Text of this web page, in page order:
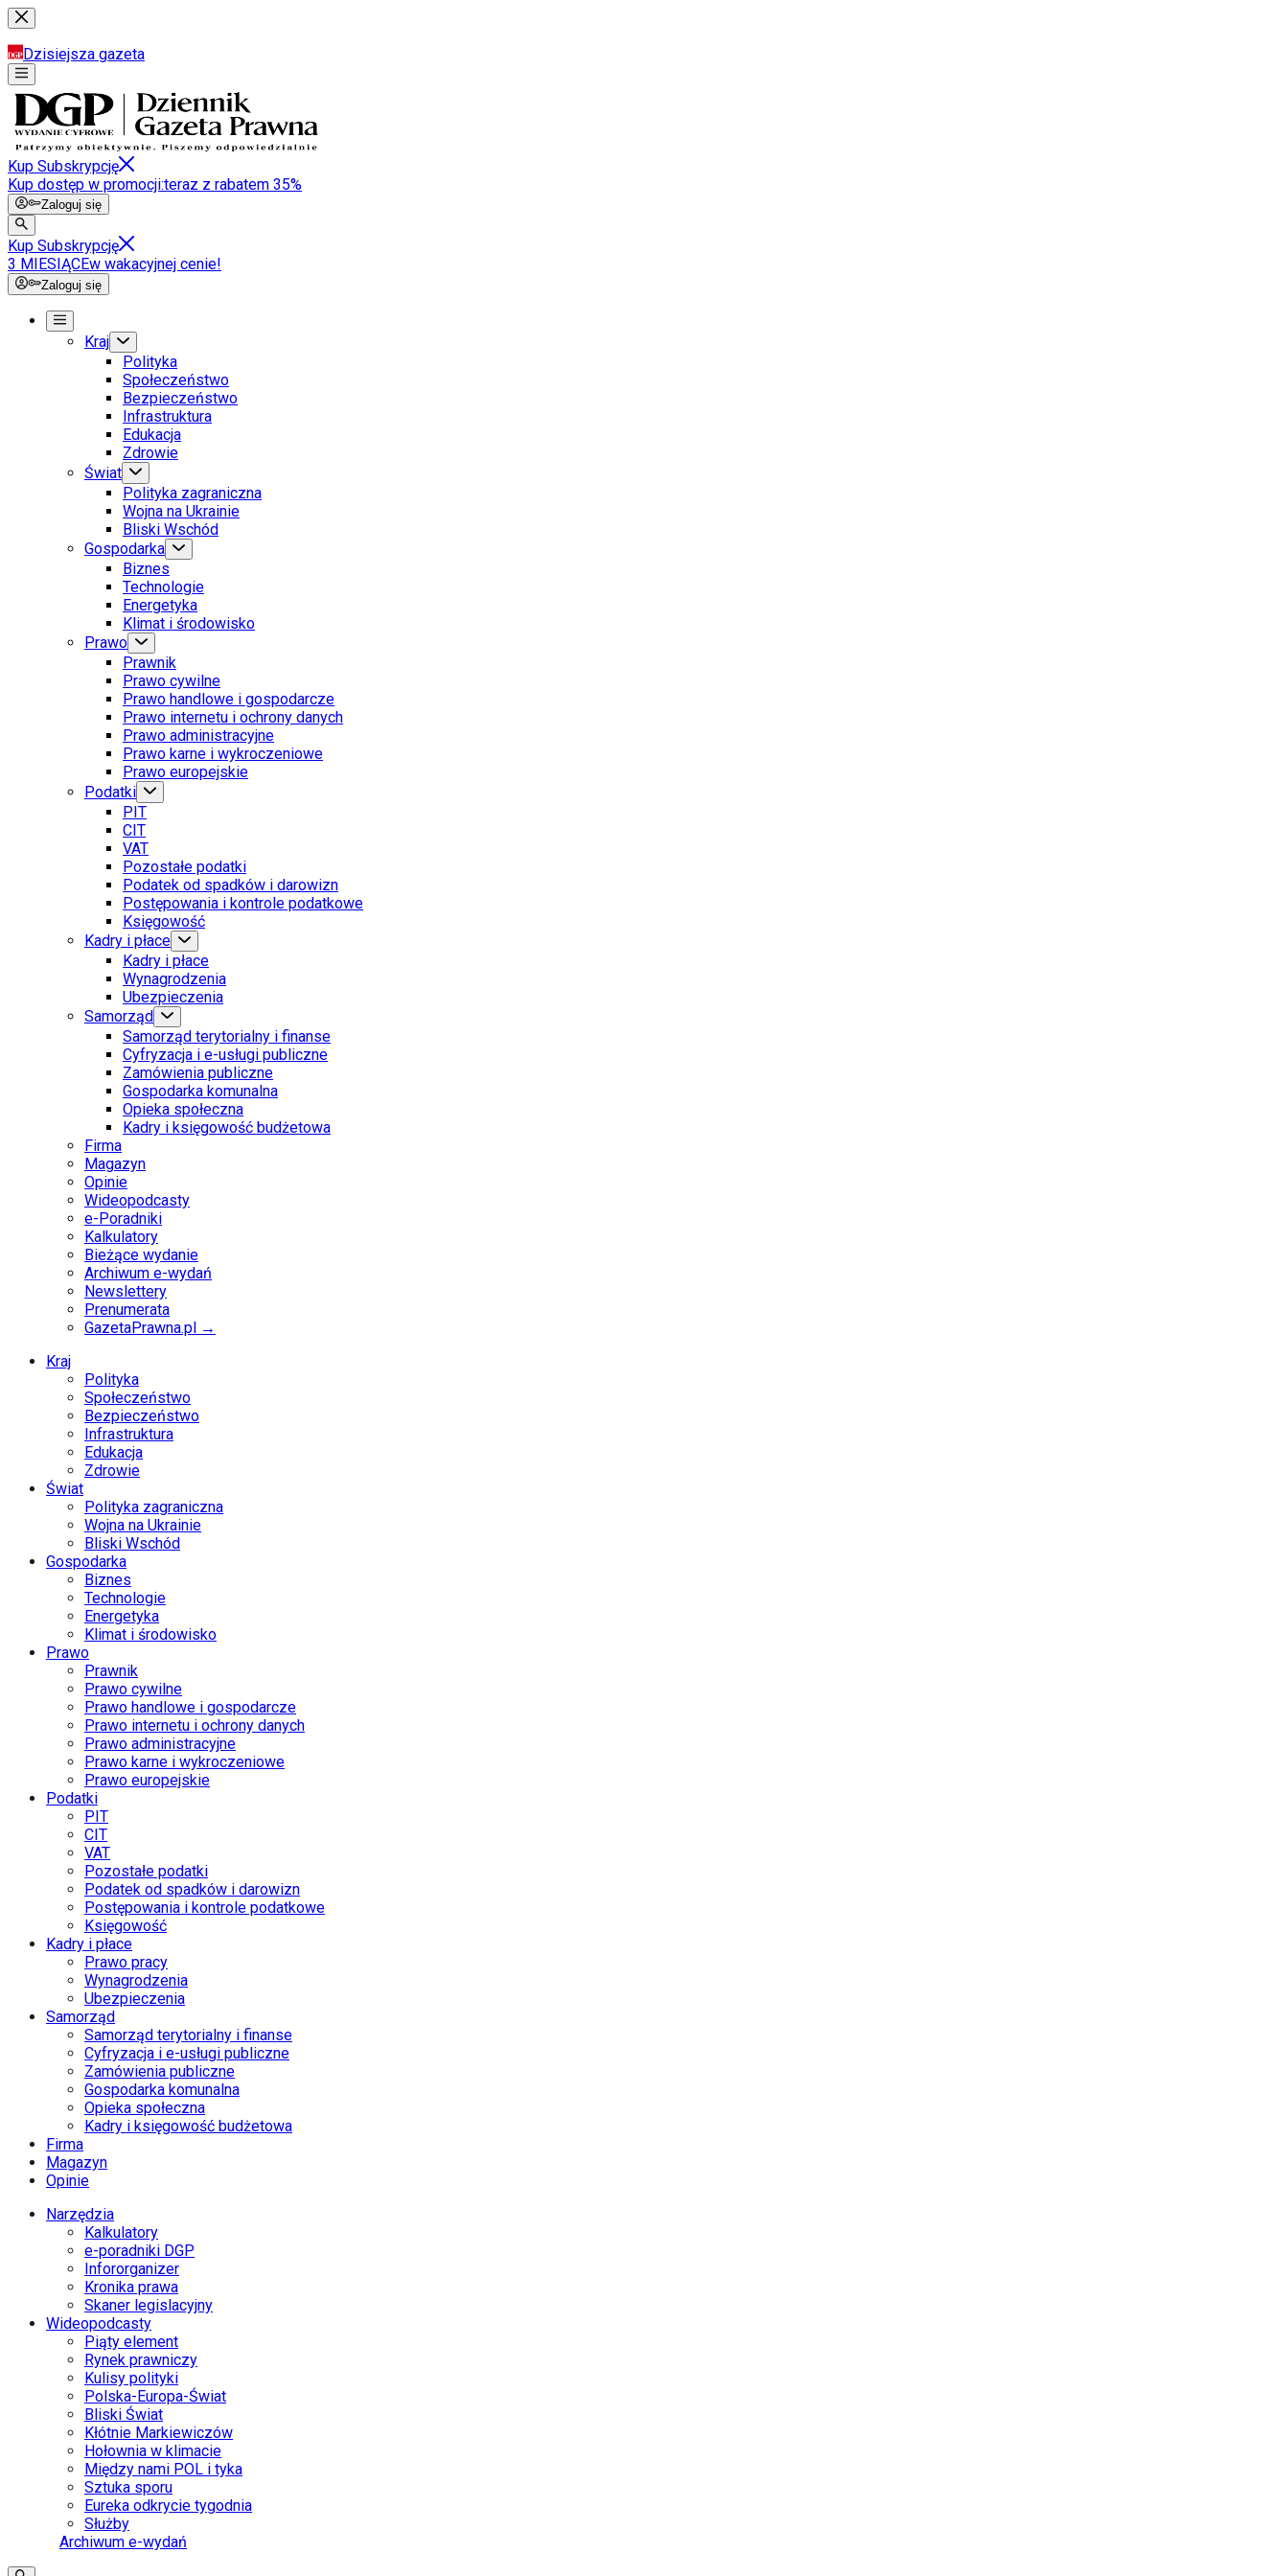
Dzisiejsza gazeta
Kup Subskrypcję
Kup dostęp w promocji:teraz z rabatem 35%
Zaloguj się
Kup Subskrypcję
3 MIESIĄCEw wakacyjnej cenie!
Zaloguj się
Kraj
Polityka
Społeczeństwo
Bezpieczeństwo
Infrastruktura
Edukacja
Zdrowie
Świat
Polityka zagraniczna
Wojna na Ukrainie
Bliski Wschód
Gospodarka
Biznes
Technologie
Energetyka
Klimat i środowisko
Prawo
Prawnik
Prawo cywilne
Prawo handlowe i gospodarcze
Prawo internetu i ochrony danych
Prawo administracyjne
Prawo karne i wykroczeniowe
Prawo europejskie
Podatki
PIT
CIT
VAT
Pozostałe podatki
Podatek od spadków i darowizn
Postępowania i kontrole podatkowe
Księgowość
Kadry i płace
Kadry i płace
Wynagrodzenia
Ubezpieczenia
Samorząd
Samorząd terytorialny i finanse
Cyfryzacja i e-usługi publiczne
Zamówienia publiczne
Gospodarka komunalna
Opieka społeczna
Kadry i księgowość budżetowa
Firma
Magazyn
Opinie
Wideopodcasty
e-Poradniki
Kalkulatory
Bieżące wydanie
Archiwum e-wydań
Newslettery
Prenumerata
GazetaPrawna.pl →
Kraj
Polityka
Społeczeństwo
Bezpieczeństwo
Infrastruktura
Edukacja
Zdrowie
Świat
Polityka zagraniczna
Wojna na Ukrainie
Bliski Wschód
Gospodarka
Biznes
Technologie
Energetyka
Klimat i środowisko
Prawo
Prawnik
Prawo cywilne
Prawo handlowe i gospodarcze
Prawo internetu i ochrony danych
Prawo administracyjne
Prawo karne i wykroczeniowe
Prawo europejskie
Podatki
PIT
CIT
VAT
Pozostałe podatki
Podatek od spadków i darowizn
Postępowania i kontrole podatkowe
Księgowość
Kadry i płace
Prawo pracy
Wynagrodzenia
Ubezpieczenia
Samorząd
Samorząd terytorialny i finanse
Cyfryzacja i e-usługi publiczne
Zamówienia publiczne
Gospodarka komunalna
Opieka społeczna
Kadry i księgowość budżetowa
Firma
Magazyn
Opinie
Narzędzia
Kalkulatory
e-poradniki DGP
Infororganizer
Kronika prawa
Skaner legislacyjny
Wideopodcasty
Piąty element
Rynek prawniczy
Kulisy polityki
Polska-Europa-Świat
Bliski Świat
Kłótnie Markiewiczów
Hołownia w klimacie
Między nami POL i tyka
Sztuka sporu
Eureka odkrycie tygodnia
Służby
Archiwum e-wydań